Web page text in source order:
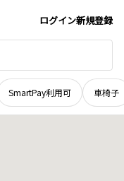
ログイン新規登録
SmartPay利用可 車椅子